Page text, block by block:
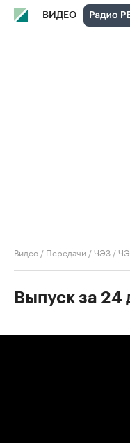
ВИДЕО
Видео / Передачи /ЧЭЗ /
Выпуск за